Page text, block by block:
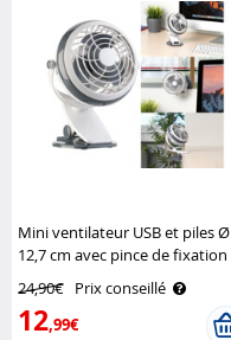
Mini ventilateur USB et piles Ø
12,7 cm avec pince de fixation
Sichler Haushaltsgeräte
24,90€ Prix conseillé
12,99€